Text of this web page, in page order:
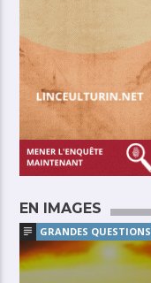
EN IMAGES
GRANDES QUESTIONS